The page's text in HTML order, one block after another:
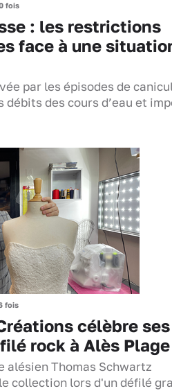
fois
: les restrictions
face à une
par les épisodes de
des cours d’eau et
fois
célèbre
rock à Alès Plage
alésien Thomas Schwartz
collection lors d'un défilé